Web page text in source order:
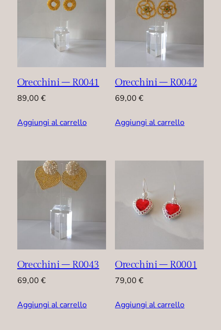
Orecchini – R0041
89,00 €
Aggiungi al carrello
Orecchini – R0042
69,00€
Aggiungi al carrello
Orecchini – R0043
69,00 €
Aggiungi al carrello
Orecchini – R0001
79,00€
Aggiungi al carrello